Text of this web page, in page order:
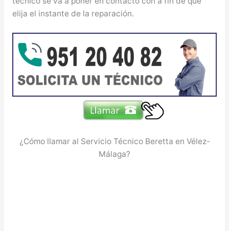
elija el instante de la reparación.
¿Cómo llamar al Servicio Técnico Beretta en Vélez-
Málaga?